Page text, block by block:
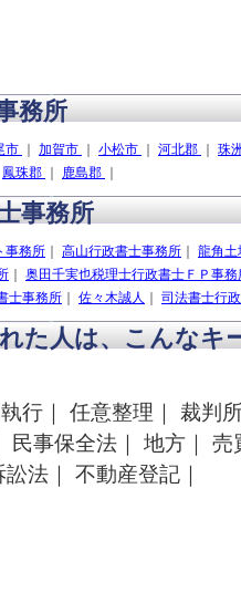
務所
市 加賀市 小松市 河北郡
珠
鳳珠郡 鹿島郡
事務所
事務所 高山行政書士事務所
龍角土
奥田千実也税理士行政書士ＦＰ事務
士事務所 佐々木誠人 司法書士行
た人は、こんなキ
行｜ 任意整理｜ 裁判
民事保全法｜ 地方｜
法｜ 不動産登記｜